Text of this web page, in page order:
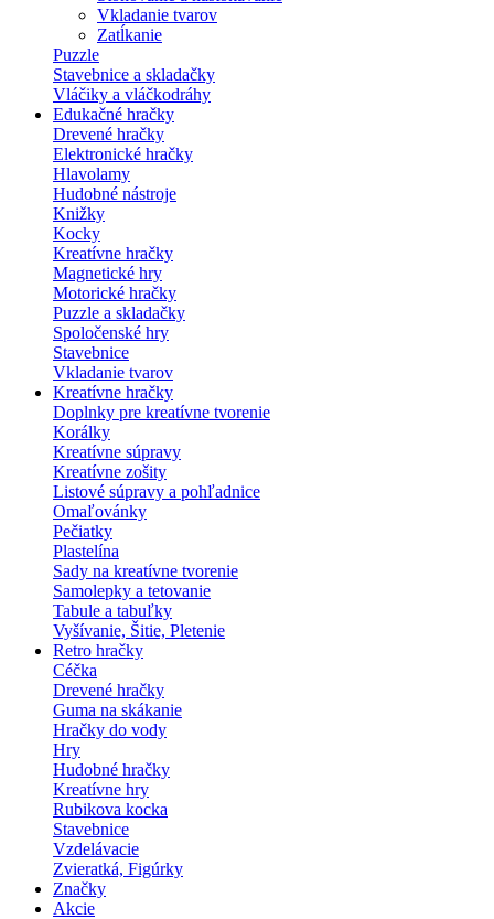
Vkladanie tvarov
Zatĺkanie
Puzzle
Stavebnice a skladačky
Vláčiky a vláčkodráhy
Edukačné hračky
Drevené hračky
Elektronické hračky
Hlavolamy
Hudobné nástroje
Knižky
Kocky
Kreatívne hračky
Magnetické hry
Motorické hračky
Puzzle a skladačky
Spoločenské hry
Stavebnice
Vkladanie tvarov
Kreatívne hračky
Doplnky pre kreatívne tvorenie
Korálky
Kreatívne súpravy
Kreatívne zošity
Listové súpravy a pohľadnice
Omaľovánky
Pečiatky
Plastelína
Sady na kreatívne tvorenie
Samolepky a tetovanie
Tabule a tabuľky
Vyšívanie, Šitie, Pletenie
Retro hračky
Céčka
Drevené hračky
Guma na skákanie
Hračky do vody
Hry
Hudobné hračky
Kreatívne hry
Rubikova kocka
Stavebnice
Vzdelávacie
Zvieratká, Figúrky
Značky
Akcie